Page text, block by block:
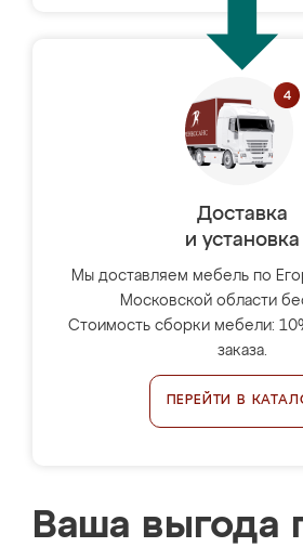
Доставка
и установка
Мы доставляем мебель по
Московской области
Стоимость сборки мебели:
заказа.
ПЕРЕЙТИ В
Ваша выгода